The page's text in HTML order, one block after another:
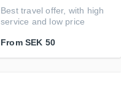
Best travel offer, with high
service and low price
From SEK 50